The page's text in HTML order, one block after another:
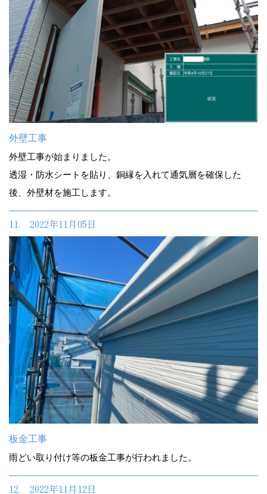
外壁工事
外壁工事が始まりました。
透湿・防水シートを貼り、銅縁を入れて通気層を確保した
後、外壁材を施工します。
11. 2022年11月05日
板金工事
雨どい取り付け等の板金工事が行われました。
12. 2022年11月12日